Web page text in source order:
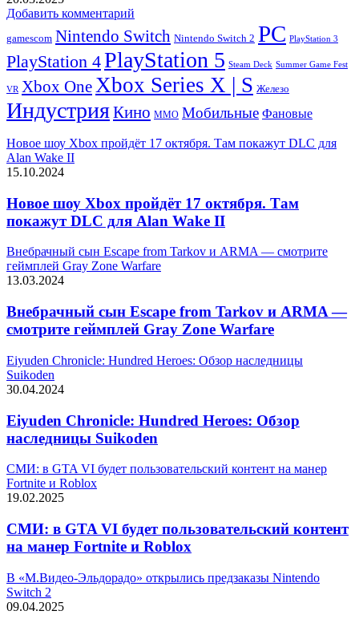
Добавить комментарий
gamescom Nintendo Switch Nintendo Switch 2 PC PlayStation 3
PlayStation 4PlayStation 5 Steam Deck Summer Game Fest
VR Xbox OneXbox Series X | S Железо
ИндустрияКино ММО Мобильные Фановые
Новое шоу Xbox пройдёт 17 октября. Там покажут DLC для
Alan Wake II
15.10.2024
Новое шоу Xbox пройдёт 17 октября. Там
покажут DLC для Alan Wake II
Внебрачный сын Escape from Tarkov и ARMA — смотрите
геймплей Gray Zone Warfare
13.03.2024
Внебрачный сын Escape from Tarkov и ARMA —
смотрите геймплей Gray Zone Warfare
Eiyuden Chronicle: Hundred Heroes: Обзор наследницы
Suikoden
30.04.2024
Eiyuden Chronicle: Hundred Heroes: Обзор
наследницы Suikoden
СМИ: в GTA VI будет пользовательский контент на манер
Fortnite и Roblox
19.02.2025
СМИ: в GTA VI будет пользовательский контент
на манер Fortnite и Roblox
В «М.Видео-Эльдорадо» открылись предзаказы Nintendo
Switch 2
09.04.2025